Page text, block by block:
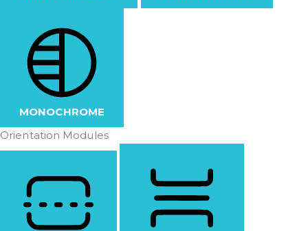
MONOCHROME
Orientation Modules